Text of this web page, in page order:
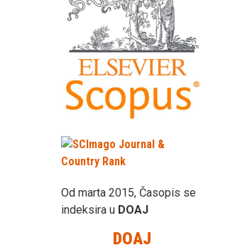
Od marta 2015, Časopis se
indeksira u DOAJ
DOAJ